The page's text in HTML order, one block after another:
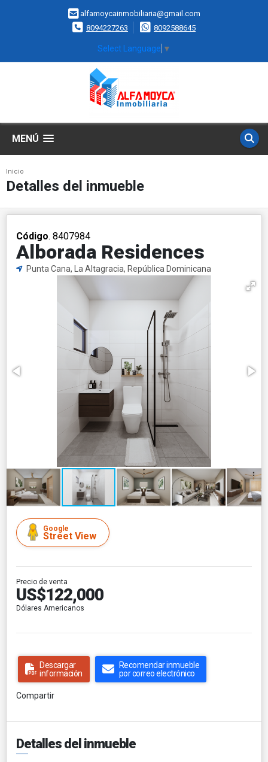
alfamoycainmobiliaria@gmail.com
8094227263
8092588645
Select Language ▼
MENÚ
Inicio
Detalles del inmueble
Código. 8407984
Alborada Residences
Punta Cana, La Altagracia, República Dominicana
Google
Street View
Precio de venta
US$122,000
Dólares Americanos
Descargar
información
Recomendar inmueble
por correo electrónico
Compartir
Detalles del inmueble